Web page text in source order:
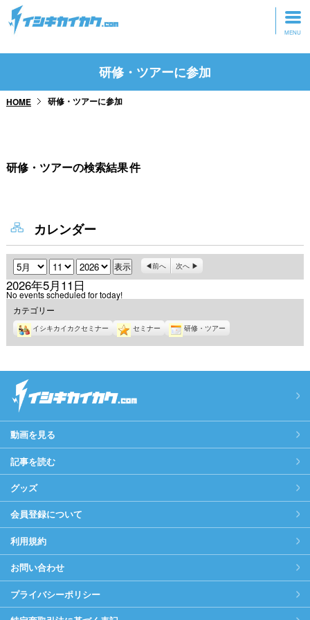
トップページ
研修・ツアーに参加
研修・ツアーに参加
HOME 研修・ツアーに参加
研修・ツアーの検索結果件
カレンダー
月 日 年 前へ 次へ
2026年5月11日
No events scheduled for today!
カテゴリー
イシキカイカクセミナー セミナー 研修・ツアー
動画を見る
記事を読む
グッズ
会員登録について
利用規約
お問い合わせ
プライバシーポリシー